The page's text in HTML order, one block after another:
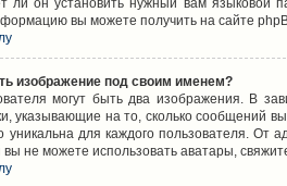
ли он установить нужный вам языковой
вы можете получить на сайте
изображение под своим именем?
могут быть два изображения. В
указывающие на то, сколько сообщений
для каждого пользователя. От
не можете использовать аватары,